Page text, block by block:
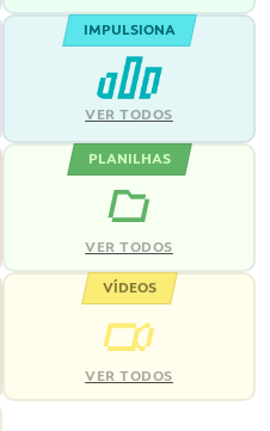
IMPULSIONA
VER TODOS
PLANILHAS
VER TODOS
VÍDEOS
VER TODOS